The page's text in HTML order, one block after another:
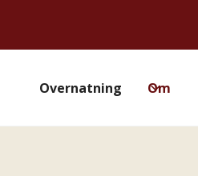
Overnatning Om